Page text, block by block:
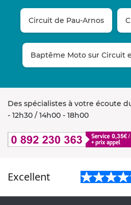
Circuit de Pau-Arnos
Baptême Moto sur Circuit
Des spécialistes à votre écoute
- 12h30 / 14h00 - 18h00
Excellent